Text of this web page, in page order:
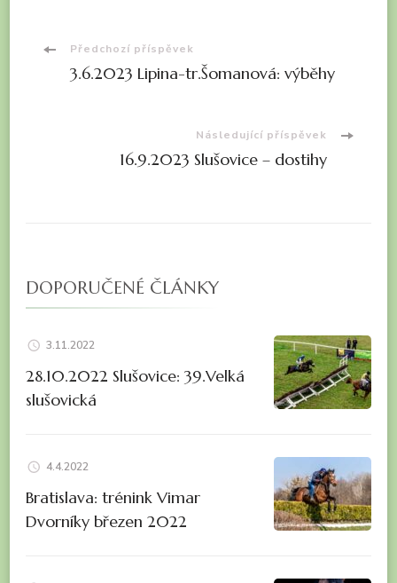
Navigace
Předchozí příspěvek
3.6.2023 Lipina-tr.Šomanová: výběhy
Následující příspěvek
16.9.2023 Slušovice – dostihy
DOPORUČENÉ ČLÁNKY
3.11.2022
28.10.2022 Slušovice: 39.Velká
slušovická
4.4.2022
Bratislava: trénink Vimar
Dvorníky březen 2022